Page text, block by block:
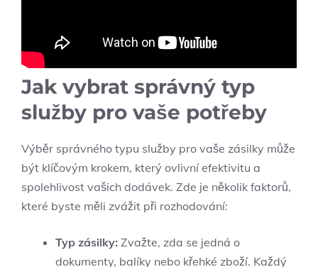
Jak vybrat správný typ
služby pro‌ vaše potřeby
Výběr správného typu služby pro vaše zásilky může
být klíčovým krokem, který ovlivní efektivitu a
spolehlivost‍ vašich dodávek. Zde je několik faktorů,
⁣které byste měli zvážit při rozhodování:
Typ ⁣zásilky: Zvažte, zda se jedná o
dokumenty, balíky nebo křehké⁤ zboží. Každý